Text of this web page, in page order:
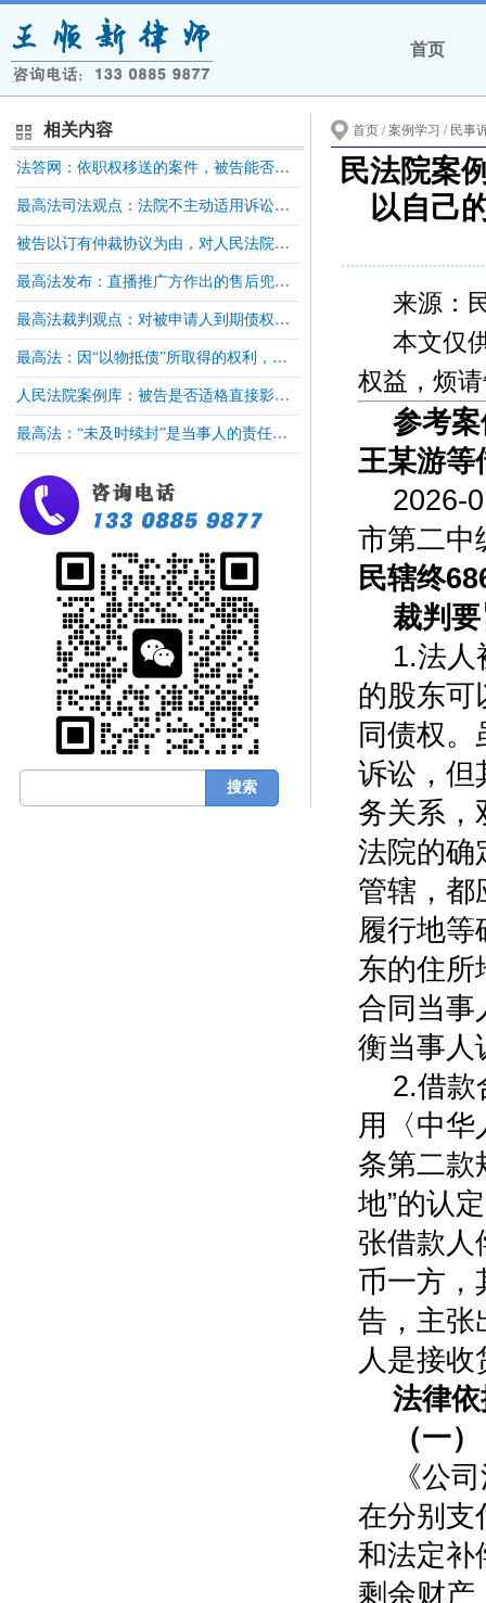
首页
相关内容
法答网：依职权移送的案件，被告能否提出管辖异议？
最高法司法观点：法院不主动适用诉讼时效，但法官对是否超过诉讼时效可以进行消极释明
被告以订有仲裁协议为由，对人民法院受理公司解散纠纷案件提出异议的，人民法院不予支持
最高法发布：直播推广方作出的售后兜底、赔付承诺具有法律约束力，应当依法承担相应连带责任
最高法裁判观点：对被申请人到期债权执行过程中，向第三人发出协助执行通知书，执行措施不当，罚款决定没有法律依据
最高法：因“以物抵债”所取得的权利，在未办理产权过户登记之前，其本质仍属于债权请求权
人民法院案例库：被告是否适格直接影响受诉法院对案件行使管辖权，则应在管辖权异议阶段对该被告是否适格进行审查
最高法：“未及时续封”是当事人的责任？失去首封权法院是否应当承担赔偿责任？
首页 / 案例学习 / 民事
民法院案
以自己
来源：
本文仅
权益，烦
参考
王某游等
2026-
市第二
民辖终
裁判
1.法人
的股东可
同债权
诉讼，但
务关系，
法院的确
管辖，都
履行地等
东的住所
合同当事
衡当事人
2.借款
用〈中华
条第二款
地”的认
张借款人
币一方，
告，主张
人是接
法律
（一
《公
在分别支
和法定补
剩余财产